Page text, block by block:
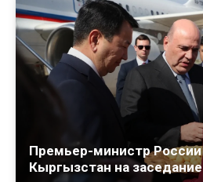
Премьер-министр
Кыргызстан на